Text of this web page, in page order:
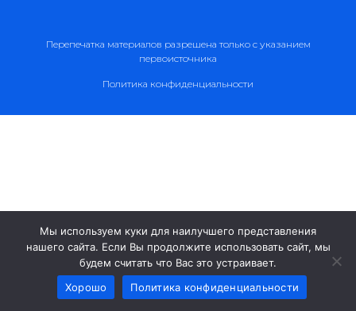
10%
Перепечатка материалов разрешена только с указанием
первоисточника
Политика конфиденциальности
Мы используем куки для наилучшего представления
нашего сайта. Если Вы продолжите использовать сайт, мы
будем считать что Вас это устраивает.
Хорошо
Политика конфиденциальности